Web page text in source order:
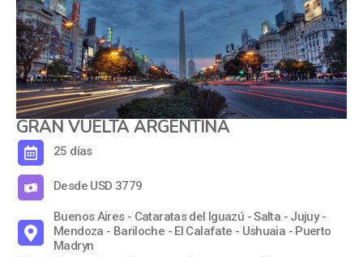
GRAN VUELTA ARGENTINA
25 días
Desde USD 3779
Buenos Aires - Cataratas del Iguazú - Salta - Jujuy -
Mendoza - Bariloche - El Calafate - Ushuaia - Puerto
Madryn